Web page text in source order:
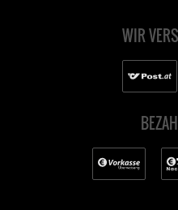
WIR